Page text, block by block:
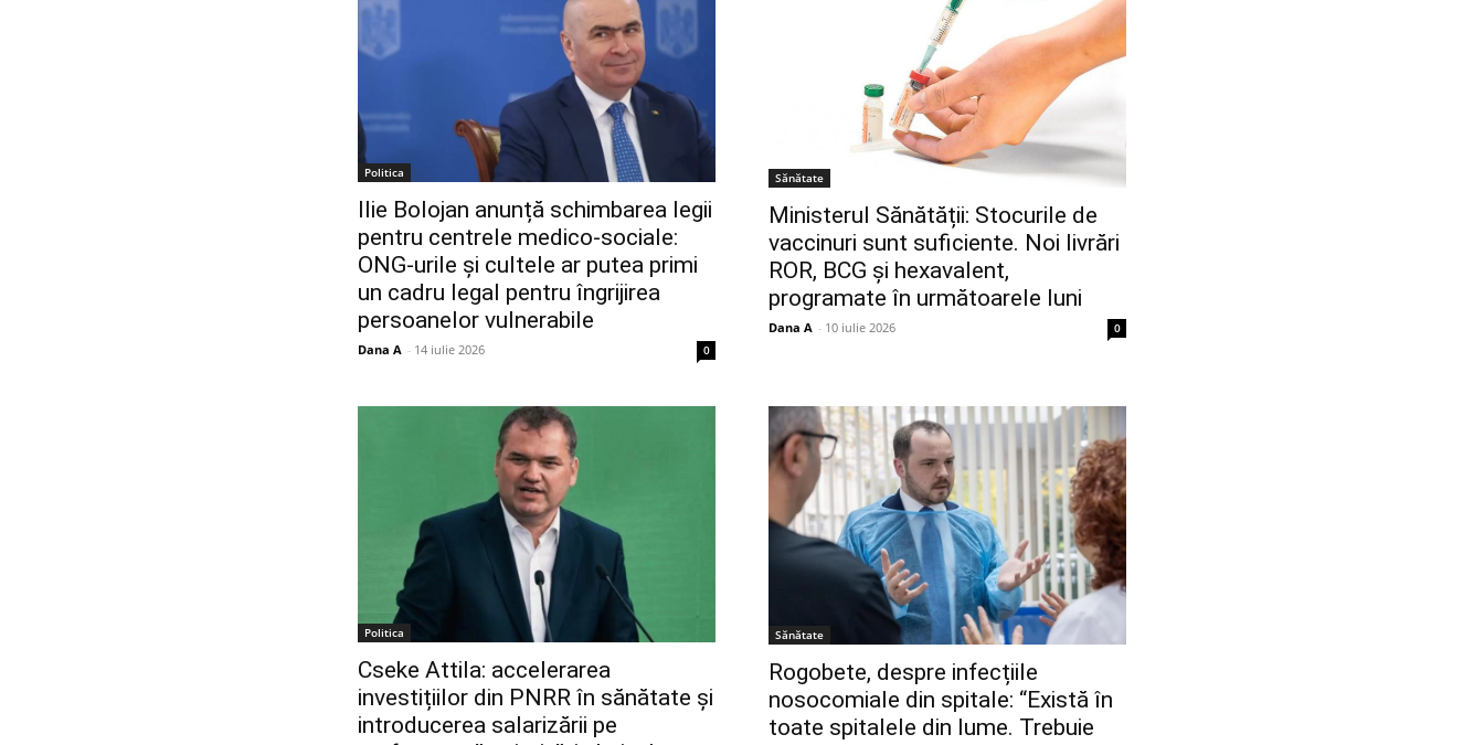
Politica
Ilie Bolojan anunță schimbarea legii
pentru centrele medico-sociale:
ONG-urile și cultele ar putea primi
un cadru legal pentru îngrijirea
persoanelor vulnerabile
Dana A - 14 iulie 2026 0
Sănătate
Ministerul Sănătății: Stocurile de
vaccinuri sunt suficiente. Noi livrări
ROR, BCG și hexavalent,
programate în următoarele luni
Dana A - 10 iulie 2026 0
Politica
Cseke Attila: accelerarea
investițiilor din PNRR în sănătate și
introducerea salarizării pe
Sănătate
Rogobete, despre infecțiile
nosocomiale din spitale: “Există în
toate spitalele din lume. Trebuie